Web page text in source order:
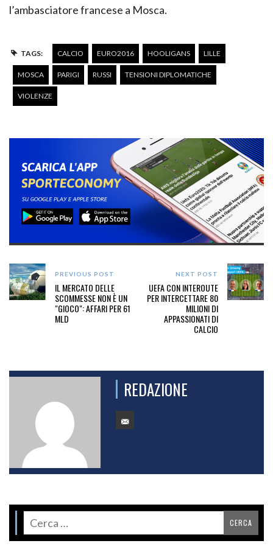
l’ambasciatore francese a Mosca.
TAGS: CALCIO EURO2016 HOOLIGANS LILLE
MOSCA PARIGI RUSSI TENSIONI DIPLOMATICHE
VIOLENZE
PREVIOUS POST
IL MERCATO DELLE
SCOMMESSE NON È UN
"GIOCO": AFFARI PER 61
MLD
NEXT POST
UEFA CON INTEROUTE
PER INTERCETTARE 80
MILIONI DI
APPASSIONATI DI
CALCIO
REDAZIONE